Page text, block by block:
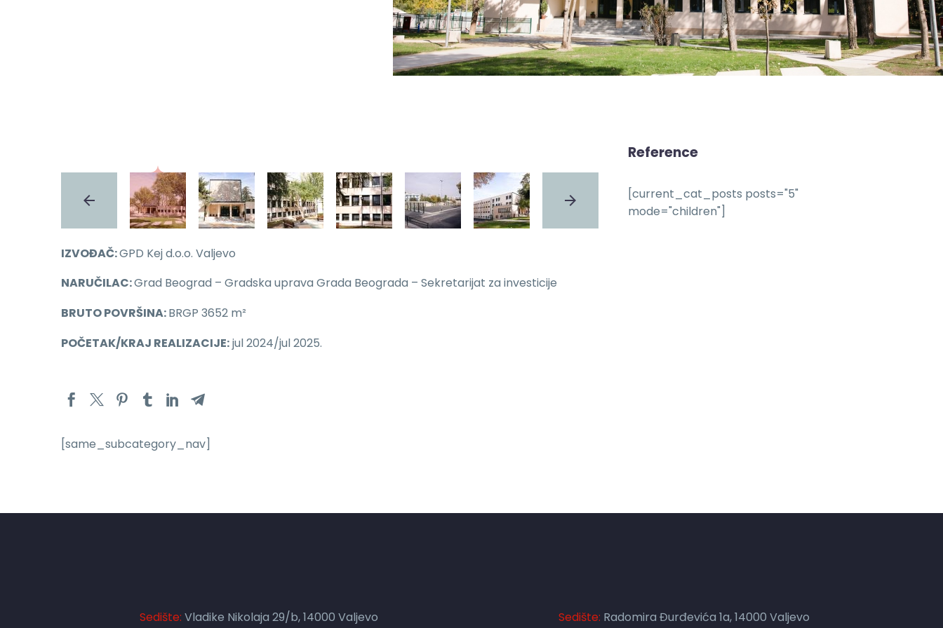
IZVOĐAČ:GPD Kej d.o.o. Valjevo
NARUČILAC:Grad Beograd – Gradska uprava Grada Beograda – Sekretarijat za investicije
BRUTO POVRŠINA:BRGP 3652 m²
POČETAK/KRAJ REALIZACIJE:jul 2024/jul 2025.
[same_subcategory_nav]
Reference
[current_cat_posts posts="5"
mode="children"]
Sedište: Vladike Nikolaja 29/b, 14000 Valjevo Sedište: Radomira Đurđevića 1a, 14000 Valjevo